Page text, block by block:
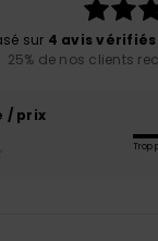
sur 4 avis vérifiés
25% de nos clients
/ prix
Trop